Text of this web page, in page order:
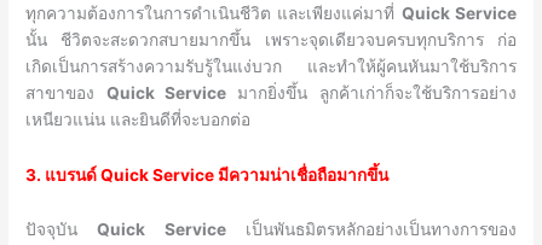
ทุกความต้องการในการดำเนินชีวิต และเพียงแค่มาที่ Quick Service
นั้น ชีวิตจะสะดวกสบายมากขึ้น เพราะจุดเดียวจบครบทุกบริการ ก่อ
เกิดเป็นการสร้างความรับรู้ในแง่บวก และทำให้ผู้คนหันมาใช้บริการ
สาขาของ Quick Service มากยิ่งขึ้น ลูกค้าเก่าก็จะใช้บริการอย่าง
เหนียวแน่น และยินดีที่จะบอกต่อ
3. แบรนด์ Quick Service มีความน่าเชื่อถือมากขึ้น
ปัจจุบันQuick Serviceเป็นพันธมิตรหลักอย่างเป็นทางการของ